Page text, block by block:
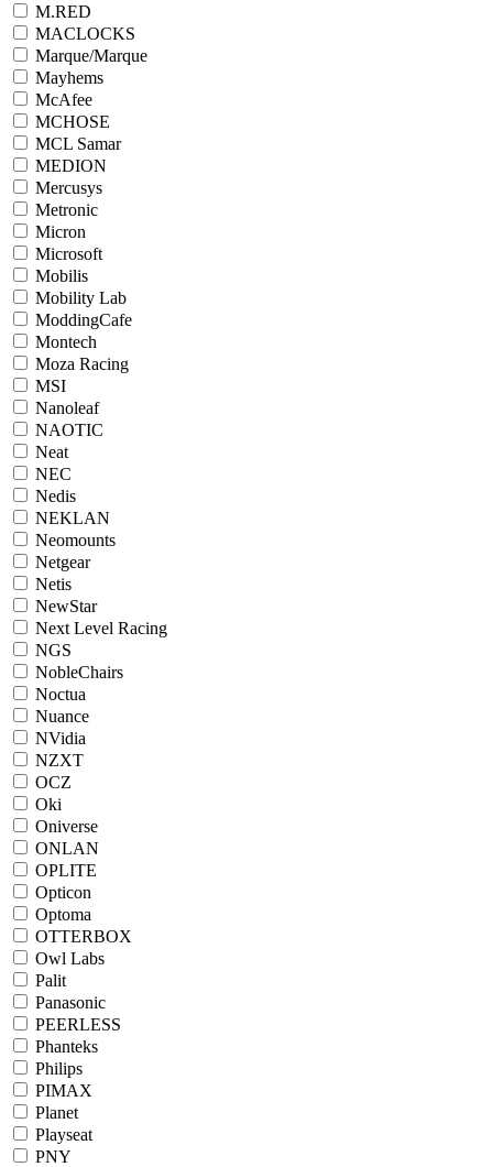
M.RED
MACLOCKS
Marque/Marque
Mayhems
McAfee
MCHOSE
MCL Samar
MEDION
Mercusys
Metronic
Micron
Microsoft
Mobilis
Mobility Lab
ModdingCafe
Montech
Moza Racing
MSI
Nanoleaf
NAOTIC
Neat
NEC
Nedis
NEKLAN
Neomounts
Netgear
Netis
NewStar
Next Level Racing
NGS
NobleChairs
Noctua
Nuance
NVidia
NZXT
OCZ
Oki
Oniverse
ONLAN
OPLITE
Opticon
Optoma
OTTERBOX
Owl Labs
Palit
Panasonic
PEERLESS
Phanteks
Philips
PIMAX
Planet
Playseat
PNY